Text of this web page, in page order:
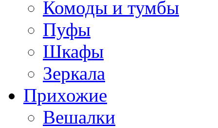
Комоды и тумбы
Пуфы
Шкафы
Зеркала
Прихожие
Вешалки